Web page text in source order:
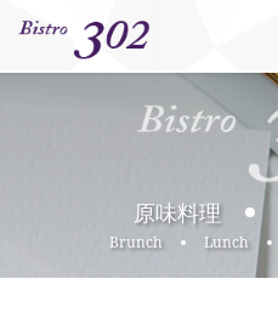
原味料理
Brunch Lunch
最新活動
相關報導